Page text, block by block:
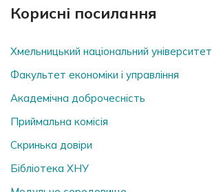
Корисні посилання
Хмельницький національний університет
Факультет економіки і управління
Академічна доброчесність
Приймальна комісія
Скринька довiри
Бібліотека ХНУ